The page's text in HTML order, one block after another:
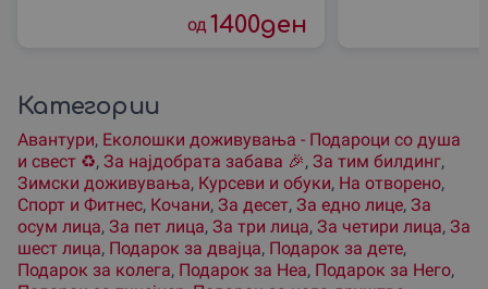
од 1400ден
Категории
Авантури, Еколошки доживувања - Подароци со душа
и свест ♻️, За наjдобрата забава 🎉, За тим билдинг,
Зимски доживувања, Курсеви и обуки, На отворено,
Спорт и Фитнес, Кочани, За десет, За едно лице, За
осум лица, За пет лица, За три лица, За четири лица, За
шест лица, Подарок за двајца, Подарок за дете,
Подарок за колега, Подарок за Неа, Подарок за Него,